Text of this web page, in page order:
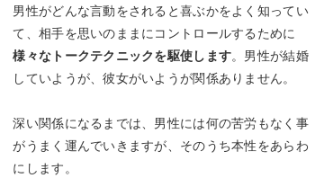
男性がどんな言動をされると喜ぶかをよく知ってい
て、相手を思いのままにコントロールするために
様々なトークテクニックを駆使します。男性が結婚
していようが、彼女がいようが関係ありません。
深い関係になるまでは、男性には何の苦労もなく事
がうまく運んでいきますが、そのうち本性をあらわ
にします。